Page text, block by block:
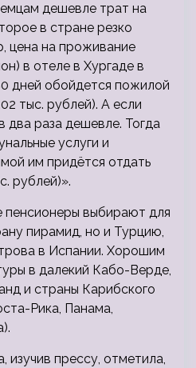
дешевле трат на
в стране резко
цена на проживание
в отеле в Хургаде в
дней обойдется пожилой
тыс. рублей). А если
два раза дешевле. Тогда
услуги и
им придётся отдать
рублей)».
пенсионеры выбирают для
пирамид, но и Турцию,
в Испании. Хорошим
в далекий Кабо-Верде,
и страны Карибского
Рика, Панама,
изучив прессу, отметила,